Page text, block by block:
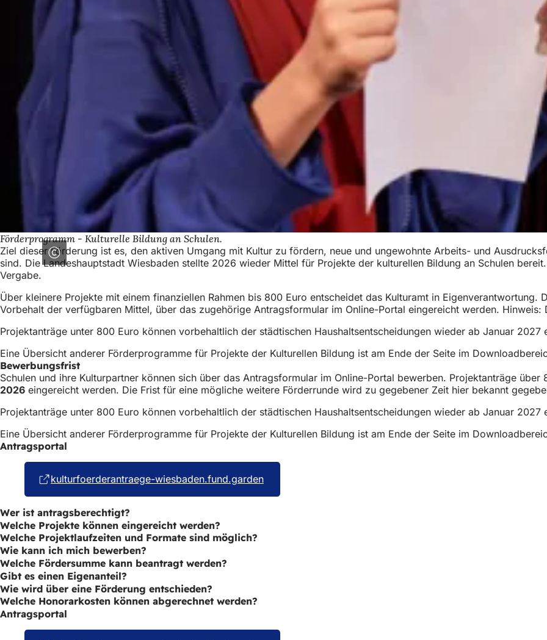
Förderprogramm - Kulturelle Bildung an Schulen.
Ziel dieser Förderung ist es, den aktiven Umgang mit Kultur zu fördern, neue und ungewohnte Arbeits- und
sind. Die Landeshauptstadt Wiesbaden stellte 2026 wieder Mittel für Projekte der kulturellen Bildung an Schulen
Vergabe.
Über kleinere Projekte mit einem finanziellen Rahmen bis 800 Euro entscheidet das Kulturamt in
Vorbehalt der verfügbaren Mittel, über das zugehörige Antragsformular im Online-Portal eingereicht werden.
Projektanträge unter 800 Euro können vorbehaltlich der städtischen Haushaltsentscheidungen wieder ab Januar 2027
Eine Übersicht anderer Förderprogramme für Projekte der Kulturellen Bildung ist am Ende der Seite im
Bewerbungsfrist
Schulen und ihre Kulturpartner können sich über das Antragsformular im Online-Portal bewerben. Projektanträge
2026 eingereicht werden. Die Frist für eine mögliche weitere Förderrunde wird zu gegebener Zeit hier bekannt
Projektanträge unter 800 Euro können vorbehaltlich der städtischen Haushaltsentscheidungen wieder ab Januar 2027
Eine Übersicht anderer Förderprogramme für Projekte der Kulturellen Bildung ist am Ende der Seite im
Antragsportal
kulturfoerderantraege-wiesbaden.fund.garden(Öffnet
Wer ist antragsberechtigt?
Welche Projekte können eingereicht werden?
Welche Projektlaufzeiten und Formate sind möglich?
Wie kann ich mich bewerben?
Welche Fördersumme kann beantragt werden?
Gibt es einen Eigenanteil?
Wie wird über eine Förderung entschieden?
Welche Honorarkosten können abgerechnet werden?
Antragsportal